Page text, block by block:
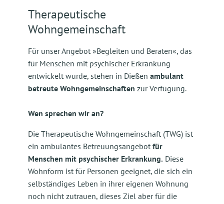
Therapeutische
Wohngemeinschaft
Für unser Angebot »Begleiten und Beraten«, das
für Menschen mit psychischer Erkrankung
entwickelt wurde, stehen in Dießen ambulant
betreute Wohngemeinschaften zur Verfügung.
Wen sprechen wir an?
Die Therapeutische Wohngemeinschaft (TWG) ist
ein ambulantes Betreuungsangebot für
Menschen mit psychischer Erkrankung. Diese
Wohnform ist für Personen geeignet, die sich ein
selbständiges Leben in ihrer eigenen Wohnung
noch nicht zutrauen, dieses Ziel aber für die